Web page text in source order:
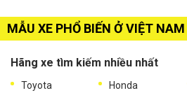
MẪU XE PHỔ BIẾN Ở VIỆT NAM
Hãng xe tìm kiếm nhiều nhất
Toyota Honda